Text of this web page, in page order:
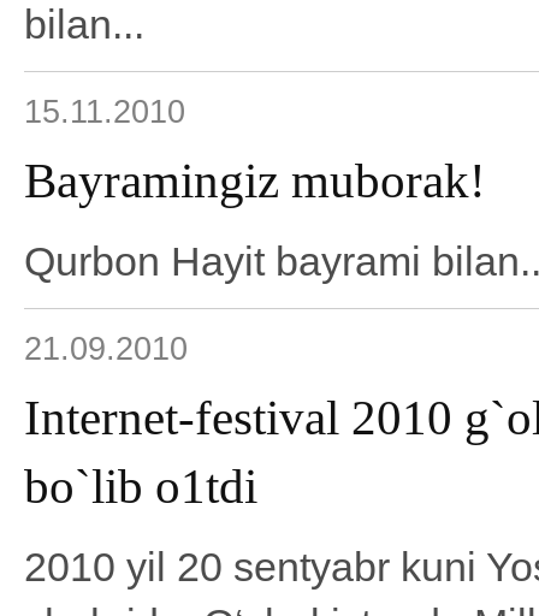
bilan...
15.11.2010
Bayramingiz muborak!
Qurbon Hayit bayrami
21.09.2010
Internet-festival 2010
bo`lib o1tdi
2010 yil 20 sentyabr kuni